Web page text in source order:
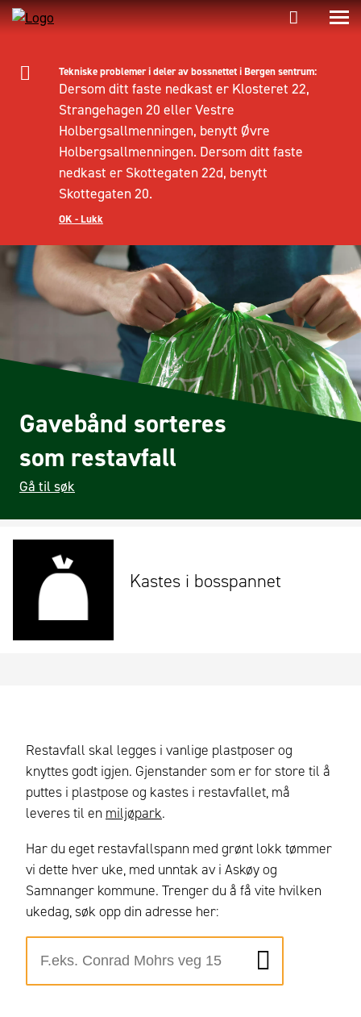
Tekniske problemer i deler av bossnettet i Bergen sentrum:
Dersom ditt faste nedkast er Klosteret 22,
Strangehagen 20 eller Vestre
Holbergsallmenningen, benytt Øvre
Holbergsallmenningen. Dersom ditt faste
nedkast er Skottegaten 22d, benytt
Skottegaten 20.
OK - Lukk
Gavebånd sorteres
som restavfall
Gå til søk
Kastes i bosspannet
Restavfall skal legges i vanlige plastposer og
knyttes godt igjen. Gjenstander som er for store til å
puttes i plastpose og kastes i restavfallet, må
leveres til en miljøpark.
Har du eget restavfallspann med grønt lokk tømmer
vi dette hver uke, med unntak av i Askøy og
Samnanger kommune. Trenger du å få vite hvilken
ukedag, søk opp din adresse her: